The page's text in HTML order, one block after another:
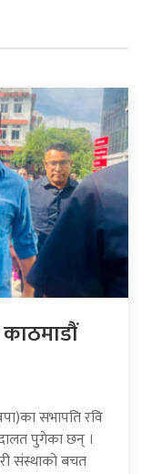
सभापति रवि
पुगेका छन् ।
संस्थाको बचत